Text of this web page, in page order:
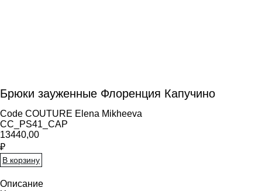
Брюки зауженные Флоренция Капучино
Code COUTURE Elena Mikheeva
CC_PS41_CAP
13440,00
₽
В корзину
Описание